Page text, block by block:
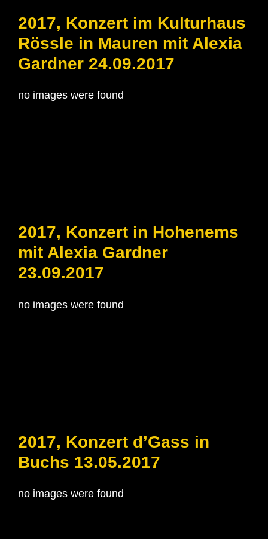
2017, Konzert im Kulturhaus
Rössle in Mauren mit Alexia
Gardner 24.09.2017
no images were found
2017, Konzert in Hohenems
mit Alexia Gardner
23.09.2017
no images were found
2017, Konzert d’Gass in
Buchs 13.05.2017
no images were found